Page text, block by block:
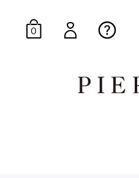
0